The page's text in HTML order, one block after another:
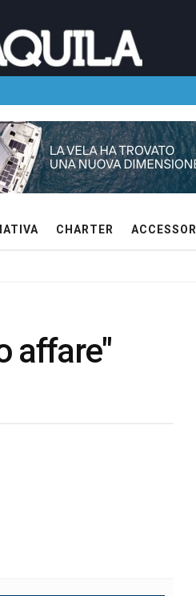
CHARTER ACCESSORI
affare"